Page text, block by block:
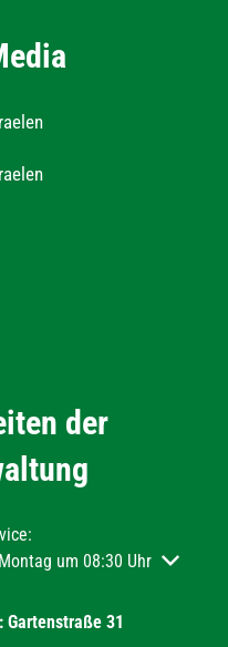
der
Schließzeiten
um 08:30 Uhr
Gartenstraße 31